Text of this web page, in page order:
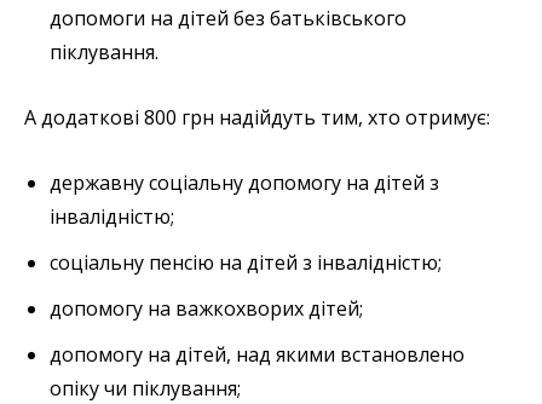
допомоги на дітей без батьківського
піклування.
А додаткові 800 грн надійдуть тим, хто отримує:
державну соціальну допомогу на дітей з
інвалідністю;
соціальну пенсію на дітей з інвалідністю;
допомогу на важкохворих дітей;
допомогу на дітей, над якими встановлено
опіку чи піклування;